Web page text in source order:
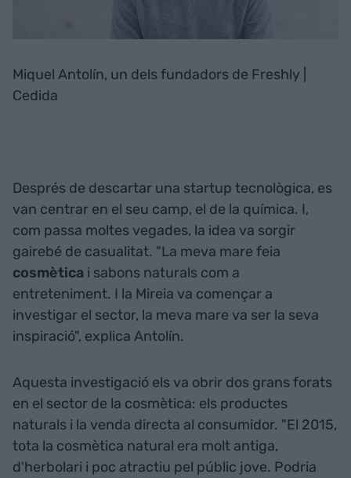
Miquel Antolín, un dels fundadors de Freshly |
Cedida
Després de descartar una startup tecnològica, es
van centrar en el seu camp, el de la química. I,
com passa moltes vegades, la idea va sorgir
gairebé de casualitat. "La meva mare feia
cosmètica i sabons naturals com a
entreteniment. I la Mireia va començar a
investigar el sector, la meva mare va ser la seva
inspiració", explica Antolín.
Aquesta investigació els va obrir dos grans forats
en el sector de la cosmètica: els productes
naturals i la venda directa al consumidor. "El 2015,
tota la cosmètica natural era molt antiga,
d'herbolari i poc atractiu pel públic jove. Podria